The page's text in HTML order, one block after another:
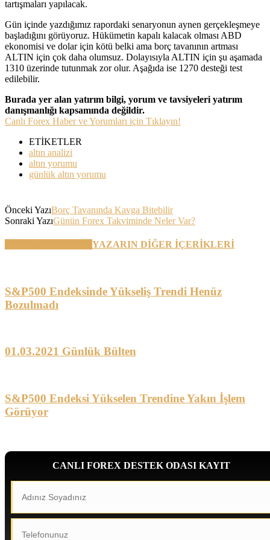
tartışmaları yapılacak.
Gün içinde yazdığımız rapordaki senaryonun aynen gerçekleşmeye
başladığını görüyoruz. Hükümetin kapalı kalacak olması ABD
ekonomisi ve dolar için kötü belki ama borç tavanının artması
ALTIN için çok daha olumsuz. Dolayısıyla ALTIN için şu aşamada
1310 üzerinde tutunmak zor olur. Aşağıda ise 1270 desteği test
edilebilir.
Burada yer alan yatırım bilgi, yorum ve tavsiyeleri yatırım
danışmanlığı kapsamında değildir.
Canlı Forex Haber ve Yorumları için Tıklayın!
ETİKETLER
altın analizi
altın yorumu
günlük altın yorumu
Önceki YazıBorç Tavanında Kavga Bitebilir
Sonraki YazıGünün Forex Takviminde Neler Var?
YAZARIN DİĞER İÇERİKLERİ
S&P500 Endeksinde Yükseliş Trendi Henüz
Bozulmadı
01.03.2021 Günlük Bülten
S&P500 Endeksi Yükselen Trendine Yakın İşlem
Görüyor
CANLI FOREX DESTEK ODASI KAYIT